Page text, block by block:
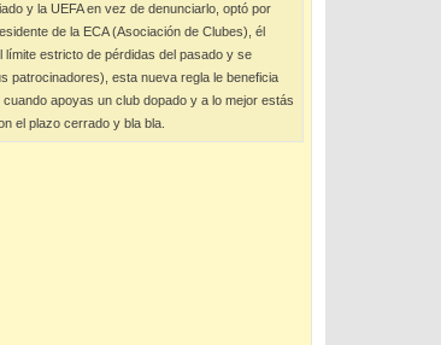
y la UEFA en vez de denunciarlo, optó por
de la ECA (Asociación de Clubes), él
límite estricto de pérdidas del pasado y se
patrocinadores), esta nueva regla le beneficia
apoyas un club dopado y a lo mejor estás
el plazo cerrado y bla bla.